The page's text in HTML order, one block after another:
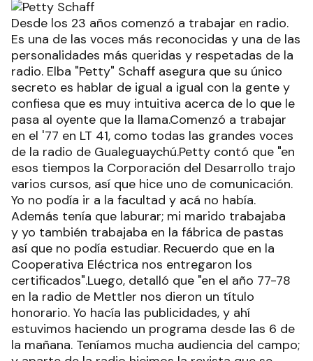
Desde los 23 años comenzó a trabajar en radio.
Es una de las voces más reconocidas y una de las
personalidades más queridas y respetadas de la
radio. Elba "Petty" Schaff asegura que su único
secreto es hablar de igual a igual con la gente y
confiesa que es muy intuitiva acerca de lo que le
pasa al oyente que la llama.Comenzó a trabajar
en el '77 en LT 41, como todas las grandes voces
de la radio de Gualeguaychú.Petty contó que "en
esos tiempos la Corporación del Desarrollo trajo
varios cursos, así que hice uno de comunicación.
Yo no podía ir a la facultad y acá no había.
Además tenía que laburar; mi marido trabajaba
y yo también trabajaba en la fábrica de pastas
así que no podía estudiar. Recuerdo que en la
Cooperativa Eléctrica nos entregaron los
certificados".Luego, detalló que "en el año 77-78
en la radio de Mettler nos dieron un título
honorario. Yo hacía las publicidades, y ahí
estuvimos haciendo un programa desde las 6 de
la mañana. Teníamos mucha audiencia del campo;